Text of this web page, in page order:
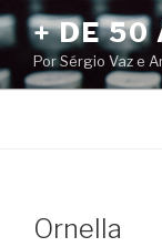
Pular
para
o
conteúdo
+ DE 50
Por Sérgio Vaz e
Ornella